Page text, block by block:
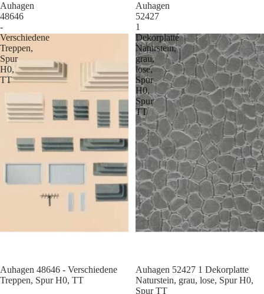
Auhagen
48646
-
Verschiedene
Treppen,
Spur
H0,
TT
Auhagen 48646 - Verschiedene
Treppen, Spur H0, TT
Auhagen
52427
1
Dekorplatte
Naturstein,
grau,
lose,
Spur
H0,
Spur
TT
Auhagen 52427 1 Dekorplatte
Naturstein, grau, lose, Spur H0,
Spur TT